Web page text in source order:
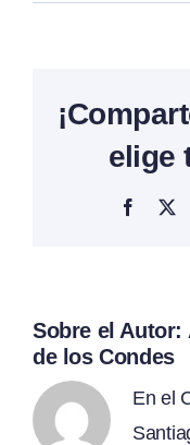
elige
X
Sobre el Autor:
de los Condes
En el